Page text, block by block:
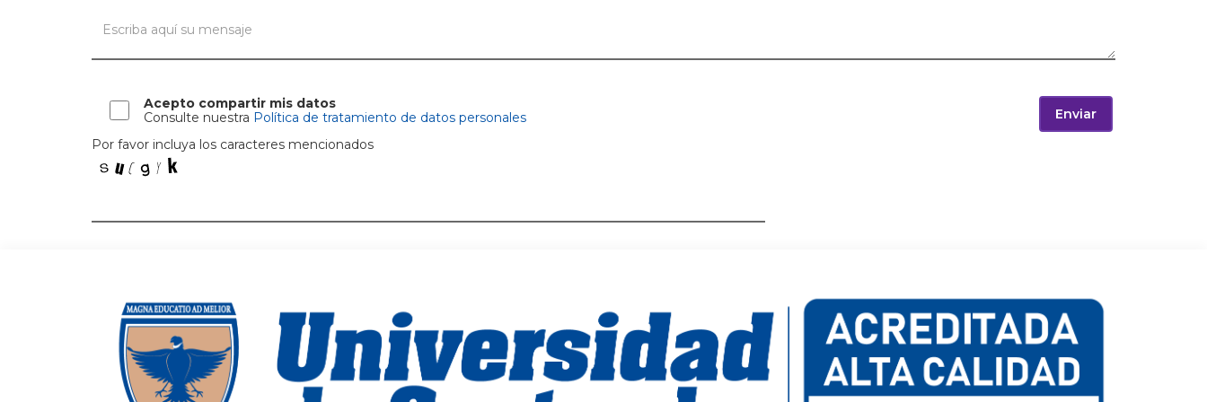
Acepto compartir mis datos
Consulte nuestra Política de tratamiento de datos personales
Por favor incluya los caracteres mencionados
Enviar